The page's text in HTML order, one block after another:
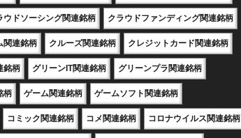
ウドソーシング関連銘柄 クラウドファンディング関連銘柄
関連銘柄 クルーズ関連銘柄 クレジットカード関連銘柄
銘柄 グリーンIT関連銘柄 グリーンプラ関連銘柄
柄 ゲーム関連銘柄 ゲームソフト関連銘柄
コミック関連銘柄 コメ関連銘柄 コロナウイルス関連銘柄